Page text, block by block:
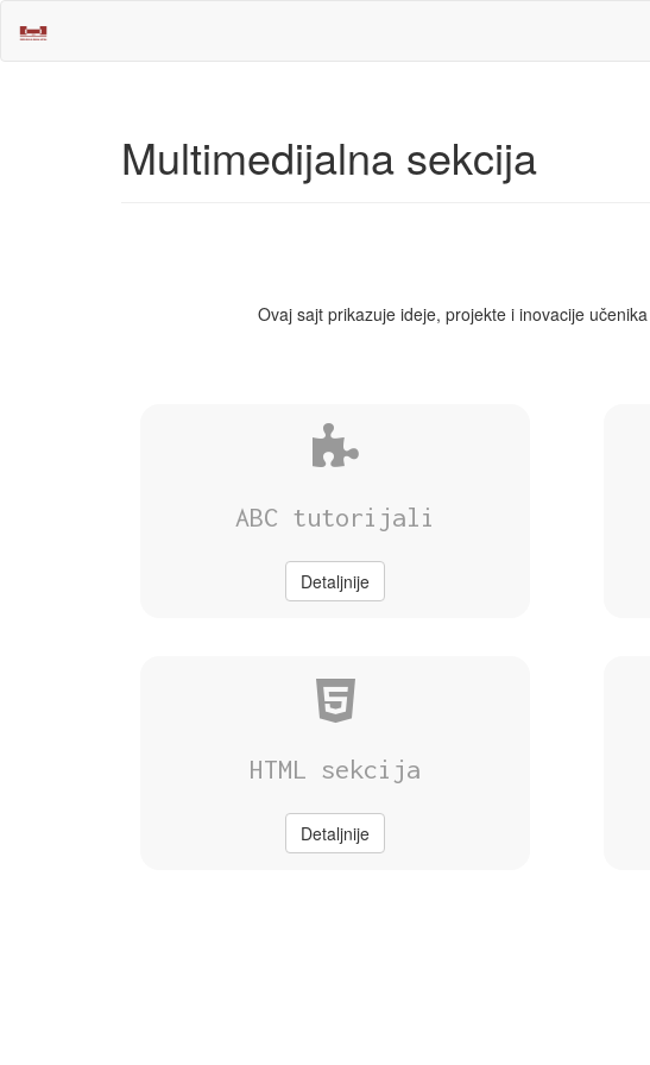
Multimedijalna sekcija
Ovaj sajt prikazuje ideje, projekte i inovacije
ABC tutorijali
Detaljnije
HTML sekcija
Detaljnije